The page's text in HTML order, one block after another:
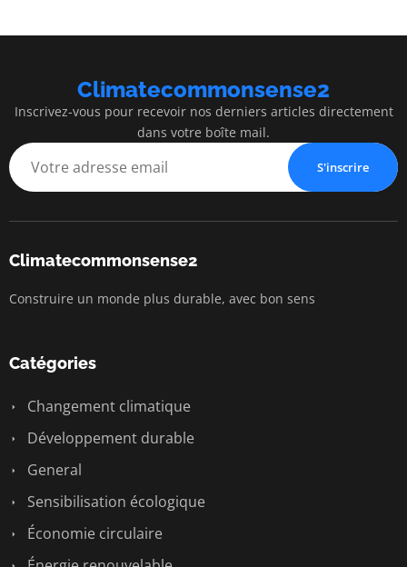
Climatecommonsense2
Inscrivez-vous pour recevoir nos derniers articles directement
dans votre boîte mail.
S'inscrire
Climatecommonsense2
Construire un monde plus durable, avec bon sens
Catégories
Changement climatique
Développement durable
General
Sensibilisation écologique
Économie circulaire